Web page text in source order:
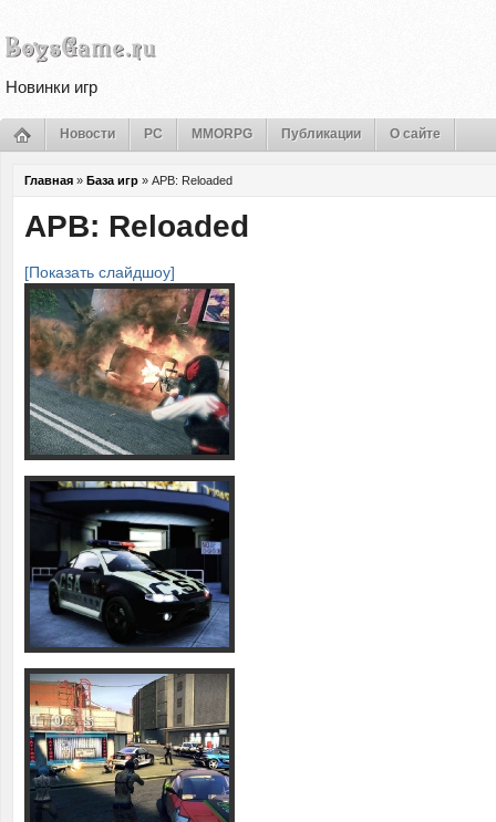
Новинки игр
Новости PC MMORPG Публикации О сайте
Главная » База игр » APB: Reloaded
APB: Reloaded
[Показать слайдшоу]